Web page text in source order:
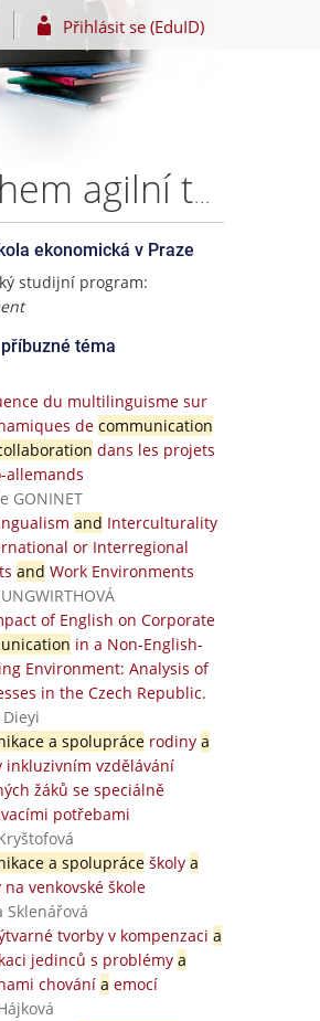
Přihlásit se (EduID)
Manažerské techniky pro překonávání problémů spolupráce během agilní transformace v českém bankovnictví – Kateřina Macková
ekonomická v Praze
studijní program:
téma
du multilinguisme sur
de communication
dans les projets
allemands
GONINET
and Interculturality
or Interregional
and Work Environments
of English on Corporate
in a Non-English-
Environment: Analysis of
in the Czech Republic.
a spoluprácerodiny a
inkluzivním vzdělávání
žáků se speciálně
potřebami
a spolupráceškoly a
venkovské škole
Sklenářová
tvorby v kompenzaci a
jedinců s problémy a
chování a emocí